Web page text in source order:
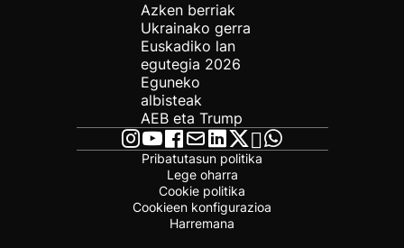
Azken berriak
Ukrainako gerra
Euskadiko lan
egutegia 2026
Eguneko
albisteak
AEB eta Trump
Pribatutasun politika
Lege oharra
Cookie politika
Cookieen konfigurazioa
Harremana